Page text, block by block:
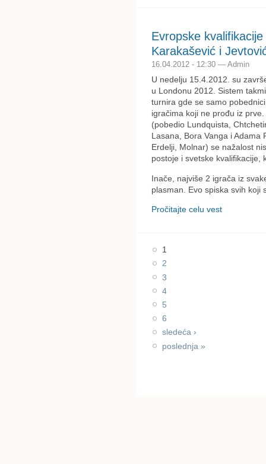
Evropske
Karakašević i
16.04.2012 - 12:30 — Admin
U nedelju 15.4.2012. su
u Londonu 2012. Sistem
turnira gde se samo
igračima koji ne prođu iz
(pobedio Lundquista,
Lasana, Bora Vanga i Adama
Erdelji, Molnar) se nažalost
postoje i svetske kvalifikacije,
Inače, najviše 2 igrača iz
plasman. Evo spiska svih koji
Pročitajte celu vest
1
2
3
4
5
6
sledeća ›
poslednja »